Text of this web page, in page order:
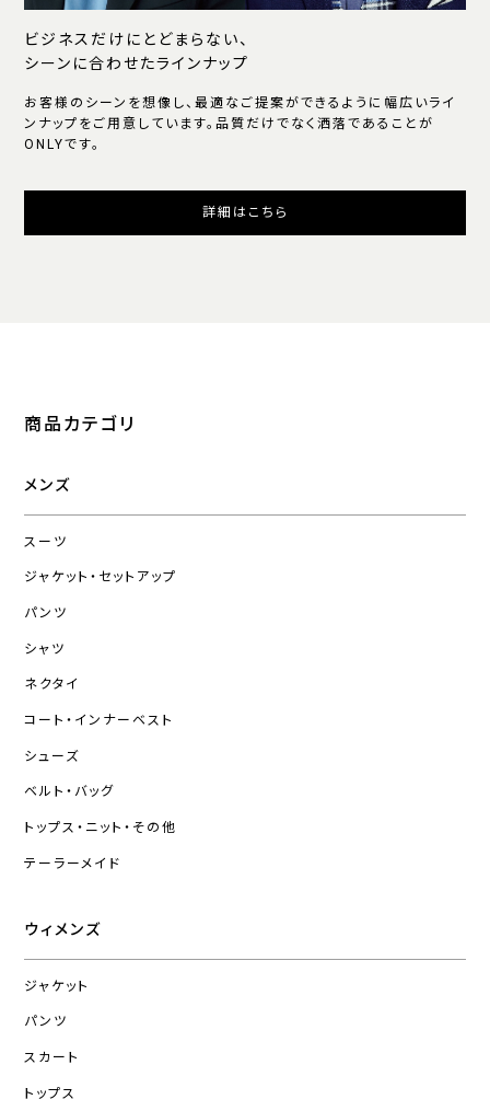
ビジネスだけにとどまらない、
シーンに合わせたラインナップ
お客様のシーンを想像し、最適なご提案ができるように幅広いライ
ンナップをご用意しています。品質だけでなく洒落であることが
ONLYです。
詳細はこちら
商品カテゴリ
メンズ
スーツ
ジャケット・セットアップ
パンツ
シャツ
ネクタイ
コート・インナーベスト
シューズ
ベルト・バッグ
トップス・ニット・その他
テーラーメイド
ウィメンズ
ジャケット
パンツ
スカート
トップス